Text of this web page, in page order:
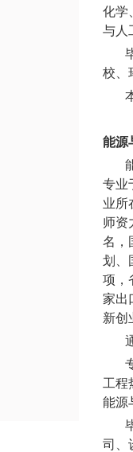
化学
与人
毕
校、
本
能源
能
专业
业所
师资
名，
划、
项，
家出
新创
通
专
工程
能源
毕
司、